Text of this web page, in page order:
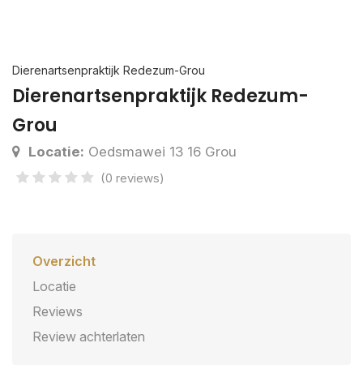
Dierenartsenpraktijk Redezum-Grou
Dierenartsenpraktijk Redezum-
Grou
Locatie: Oedsmawei 13 16 Grou
(0 reviews)
Overzicht
Locatie
Reviews
Review achterlaten